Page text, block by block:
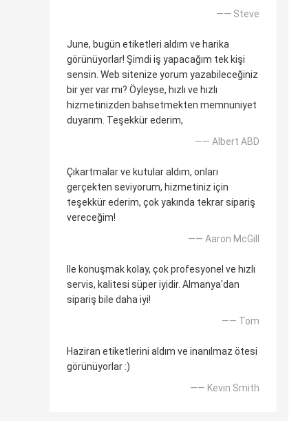
—— Steve
June, bugün etiketleri aldım ve harika
görünüyorlar! Şimdi iş yapacağım tek kişi
sensin. Web sitenize yorum yazabileceğiniz
bir yer var mı? Öyleyse, hızlı ve hızlı
hizmetinizden bahsetmekten memnuniyet
duyarım. Teşekkür ederim,
—— Albert ABD
Çıkartmalar ve kutular aldım, onları
gerçekten seviyorum, hizmetiniz için
teşekkür ederim, çok yakında tekrar sipariş
vereceğim!
—— Aaron McGill
Ile konuşmak kolay, çok profesyonel ve hızlı
servis, kalitesi süper iyidir. Almanya'dan
sipariş bile daha iyi!
—— Tom
Haziran etiketlerini aldım ve inanılmaz ötesi
görünüyorlar :)
—— Kevin Smith